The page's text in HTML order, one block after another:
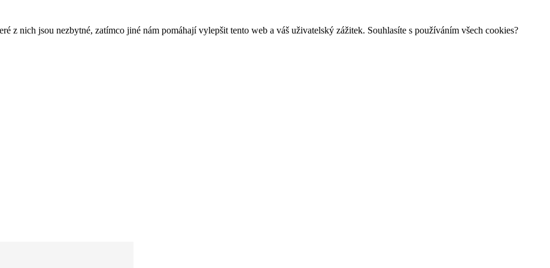
z nich jsou nezbytné, zatímco jiné nám pomáhají vylepšit tento web a váš uživatelský zážitek. Souhlasíte s používáním všech cookies?